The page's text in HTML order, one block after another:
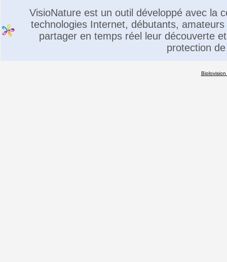
VisioNature est un outil développé avec la
technologies Internet, débutants,
partager en temps réel leur découverte
protection
Biolovision